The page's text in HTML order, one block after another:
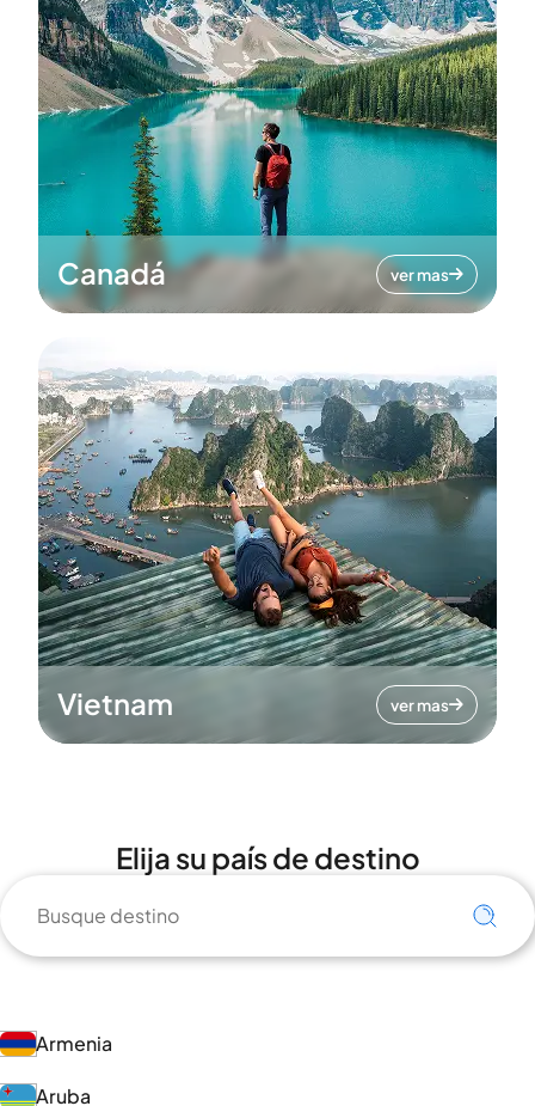
Canadá ver mas
Vietnam ver mas
Elija su país de destino
Armenia
Aruba